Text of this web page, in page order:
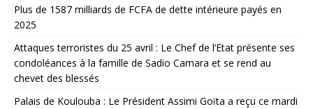
Plus de 1587 milliards de FCFA de dette intérieure payés en
2025
Attaques terroristes du 25 avril : Le Chef de l’Etat présente ses
condoléances à la famille de Sadio Camara et se rend au
chevet des blessés
Palais de Koulouba : Le Président Assimi Goïta a reçu ce mardi